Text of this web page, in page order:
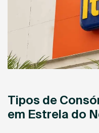
Tipos de
em Estrela do